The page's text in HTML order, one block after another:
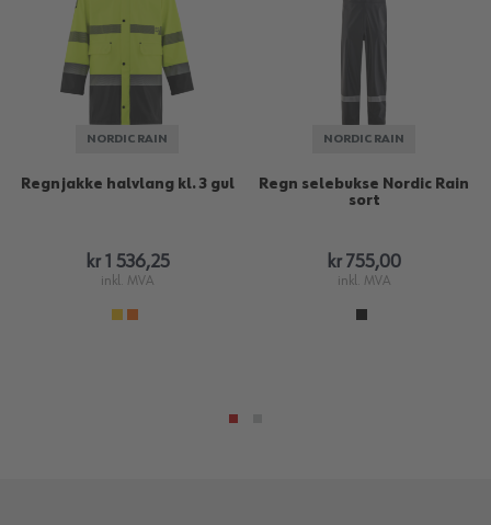
NORDIC RAIN
Regnjakke halvlang kl. 3 gul
kr 1 536,25
inkl. MVA
NORDIC RAIN
Regn selebukse Nordic Rain
sort
kr 755,00
inkl. MVA